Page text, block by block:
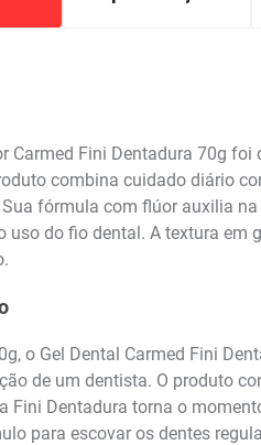
Carmed Fini Dentadura 70g
combina cuidado diário
fórmula com flúor auxilia
uso do fio dental. A textura
o Gel Dental Carmed Fini
de um dentista. O produto
Fini Dentadura torna o
para escovar os dentes